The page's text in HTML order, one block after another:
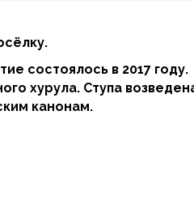
состоялось в 2017 году.
хурула. Ступа
канонам.